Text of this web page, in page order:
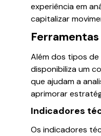
experiência em
capitalizar
Além dos tipos
disponibiliza um
que ajudam a
aprimorar
Indicadores
Os indicadores